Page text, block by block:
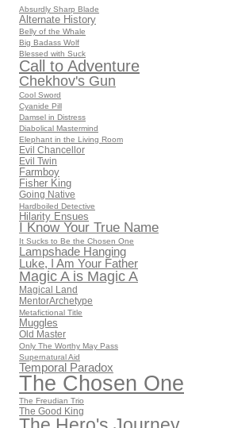
Absurdly Sharp Blade
Alternate History
Belly of the Whale
Big Badass Wolf
Blessed with Suck
Call to Adventure
Chekhov's Gun
Cool Sword
Cyanide Pill
Damsel in Distress
Diabolical Mastermind
Elephant in the Living Room
Evil Chancellor
Evil Twin
Farmboy
Fisher King
Going Native
Hardboiled Detective
Hilarity Ensues
I Know Your True Name
It Sucks to Be the Chosen One
Lampshade Hanging
Luke, I Am Your Father
Magic A is Magic A
Magical Land
MentorArchetype
Metafictional Title
Muggles
Old Master
Only The Worthy May Pass
Supernatural Aid
Temporal Paradox
The Chosen One
The Freudian Trio
The Good King